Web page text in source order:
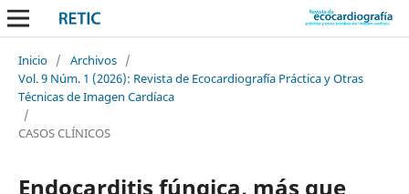
Inicio / Archivos /
Vol. 9 Núm. 1 (2026): Revista de Ecocardiografía Práctica y Otras
Técnicas de Imagen Cardíaca
/
CASOS CLÍNICOS
Endocarditis fúngica, más que